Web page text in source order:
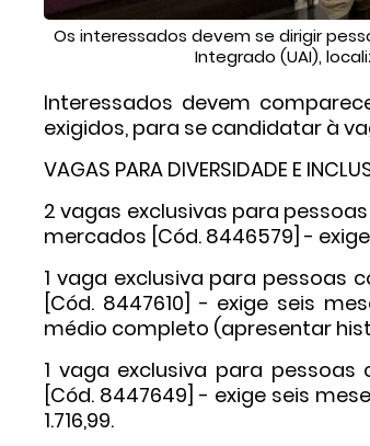
Os interessados devem se dirigir
Integrado (UAI),
Interessados devem
exigidos, para se candidatar à
VAGAS PARA DIVERSIDADE E
2 vagas exclusivas para
mercados [Cód. 8446579] - exige
1 vaga exclusiva para pessoas
[Cód. 8447610] - exige seis
médio completo (apresentar
1 vaga exclusiva para
[Cód. 8447649] - exige seis
1.716,99.